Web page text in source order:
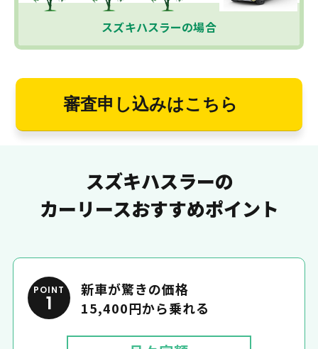
スズキハスラーの場合
審査申し込みはこちら
スズキハスラーの
カーリースおすすめポイント
POINT
1
新車が驚きの価格
15,400円から乗れる